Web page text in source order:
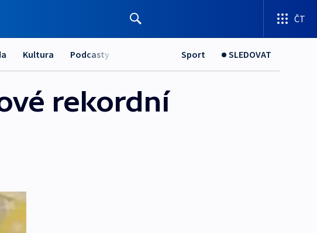
ČT
Kultura Podcasty Sport SLEDOVAT
rekordní